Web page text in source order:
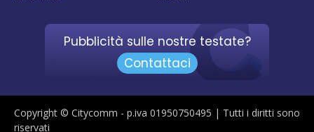
Pubblicità sulle nostre testate?
Contattaci
Copyright © Citycomm - p.iva 01950750495 | Tutti i diritti sono
riservati